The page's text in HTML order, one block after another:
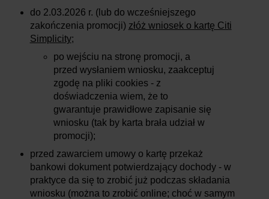
do 2.03.2026 r. (lub do wcześniejszego
zakończenia promocji) złóż wniosek o kartę Citi
Simplicity;
po wejściu na stronę promocji, a
przed wysłaniem wniosku, zaakceptuj
zgodę na pliki cookies - z
doświadczenia wiem, że to
gwarantuje prawidłowe zapisanie się
wniosku (tak by karta brała udział w
promocji);
przed zawarciem umowy o kartę przekaż
bankowi dokument potwierdzający dochody - w
praktyce da się to zrobić już podczas składania
wniosku (można to zrobić online; choć w samym